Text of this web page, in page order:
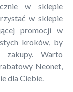
w sklepie
w sklepie
promocji w
kroków, by
Warto
Neonet,
dla Ciebie.